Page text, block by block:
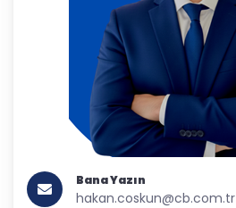
Bana Yazın
hakan.coskun@cb.com.tr